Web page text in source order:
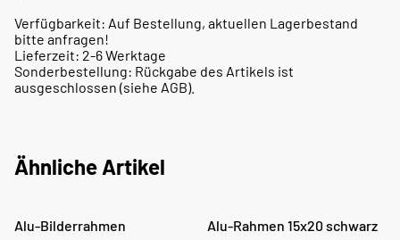
Verfügbarkeit: Auf Bestellung, aktuellen Lagerbestand
bitte anfragen!
Lieferzeit: 2-6 Werktage
Sonderbestellung: Rückgabe des Artikels ist
ausgeschlossen (siehe AGB).
Ähnliche Artikel
Alu-Bilderrahmen
%
Alu-Rahmen 15x20 schwarz